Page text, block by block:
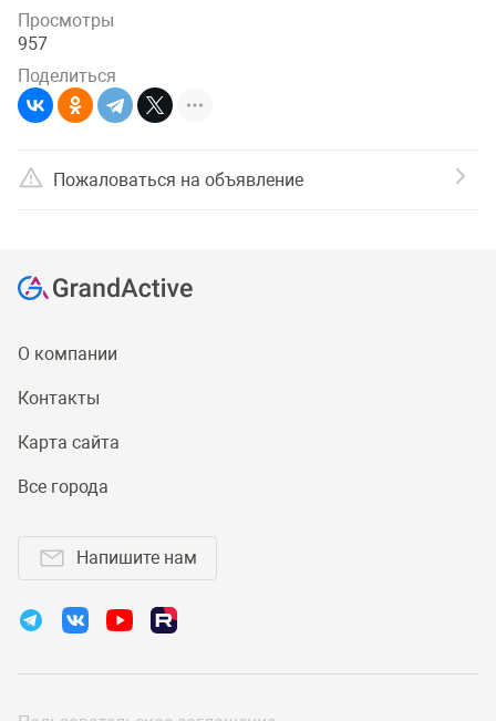
Просмотры
957
Поделиться
Пожаловаться на объявление
О компании
Контакты
Карта сайта
Все города
Напишите нам